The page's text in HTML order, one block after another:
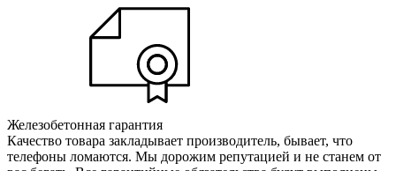
Железобетонная гарантия
Качество товара закладывает производитель, бывает, что
телефоны ломаются. Мы дорожим репутацией и не станем от